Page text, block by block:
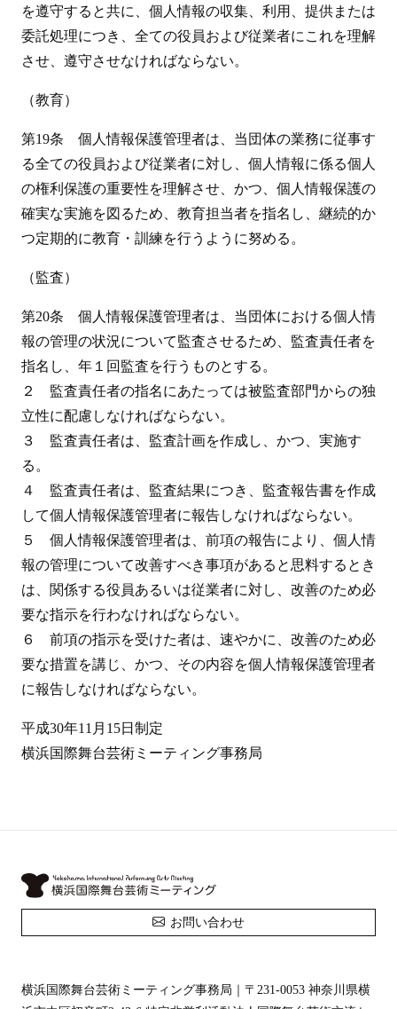
を遵守すると共に、個人情報の収集、利用、提供または
委託処理につき、全ての役員および従業者にこれを理解
させ、遵守させなければならない。
（教育）
第19条 個人情報保護管理者は、当団体の業務に従事す
る全ての役員および従業者に対し、個人情報に係る個人
の権利保護の重要性を理解させ、かつ、個人情報保護の
確実な実施を図るため、教育担当者を指名し、継続的か
つ定期的に教育・訓練を行うように努める。
（監査）
第20条 個人情報保護管理者は、当団体における個人情
報の管理の状況について監査させるため、監査責任者を
指名し、年１回監査を行うものとする。
２ 監査責任者の指名にあたっては被監査部門からの独
立性に配慮しなければならない。
３ 監査責任者は、監査計画を作成し、かつ、実施す
る。
４ 監査責任者は、監査結果につき、監査報告書を作成
して個人情報保護管理者に報告しなければならない。
５ 個人情報保護管理者は、前項の報告により、個人情
報の管理について改善すべき事項があると思料するとき
は、関係する役員あるいは従業者に対し、改善のため必
要な指示を行わなければならない。
６ 前項の指示を受けた者は、速やかに、改善のため必
要な措置を講じ、かつ、その内容を個人情報保護管理者
に報告しなければならない。
平成30年11月15日制定
横浜国際舞台芸術ミーティング事務局
お問い合わせ
横浜国際舞台芸術ミーティング事務局｜ 〒231-0053 神奈川県横